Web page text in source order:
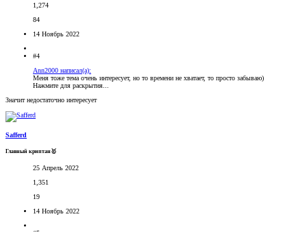
1,274
84
14 Ноябрь 2022
#4
Ann2000 написал(а):
Меня тоже тема очень интересует, но то времени не хватает, то просто забываю)
Нажмите для раскрытия...
Значит недостаточно интересует
Safferd
Главный криптан🥇
25 Апрель 2022
1,351
19
14 Ноябрь 2022